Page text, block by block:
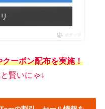
ポチップ
ーポン配布を実施！
賢いにゃ↓